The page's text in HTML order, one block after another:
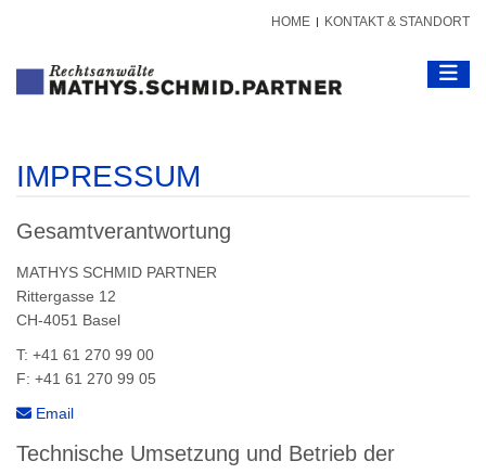
HOME KONTAKT & STANDORT
IMPRESSUM
Gesamtverantwortung
MATHYS SCHMID PARTNER
Rittergasse 12
CH-4051 Basel
T: +41 61 270 99 00
F: +41 61 270 99 05
Email
Technische Umsetzung und Betrieb der